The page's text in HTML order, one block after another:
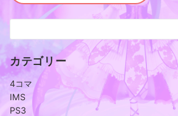
カテゴリー
4コマ
IMS
PS3